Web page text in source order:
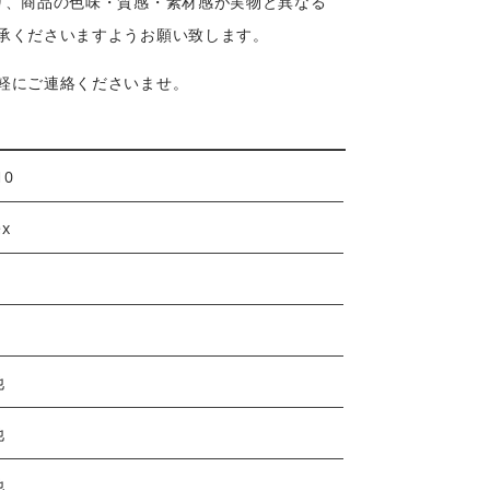
ださいますようお願い致します。
ご連絡くださいませ。